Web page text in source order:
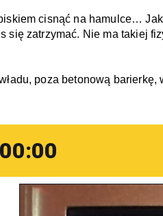
cisnąć na hamulce…
zatrzymać. Nie ma takiej
poza betonową